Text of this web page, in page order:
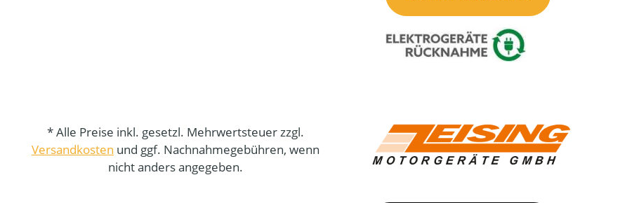
* Alle Preise inkl. gesetzl. Mehrwertsteuer zzgl.
Versandkosten und ggf. Nachnahmegebühren, wenn
nicht anders angegeben.